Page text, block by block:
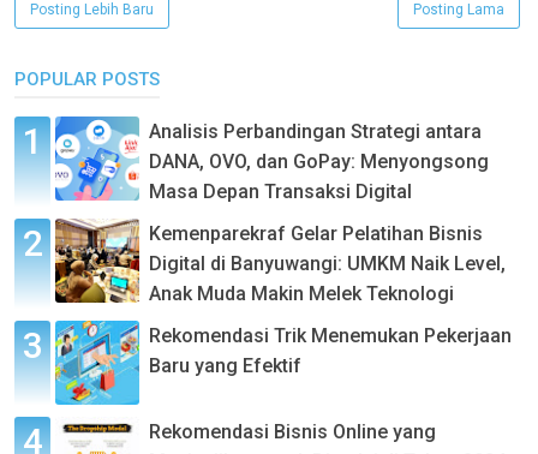
Posting Lebih Baru Posting Lama
POPULAR POSTS
Analisis Perbandingan Strategi antara
DANA, OVO, dan GoPay: Menyongsong
Masa Depan Transaksi Digital
Kemenparekraf Gelar Pelatihan Bisnis
Digital di Banyuwangi: UMKM Naik Level,
Anak Muda Makin Melek Teknologi
Rekomendasi Trik Menemukan Pekerjaan
Baru yang Efektif
Rekomendasi Bisnis Online yang